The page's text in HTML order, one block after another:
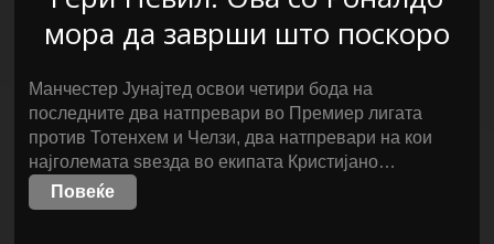
мора да заврши што поскоро
Манчестер Јунајтед освои четири бода на
последните два натпревари во Премиер лигата
против Тотенхем и Челзи, два натпревари на кои
најголемата ѕвезда во екипата Кристијано…
Повеќе